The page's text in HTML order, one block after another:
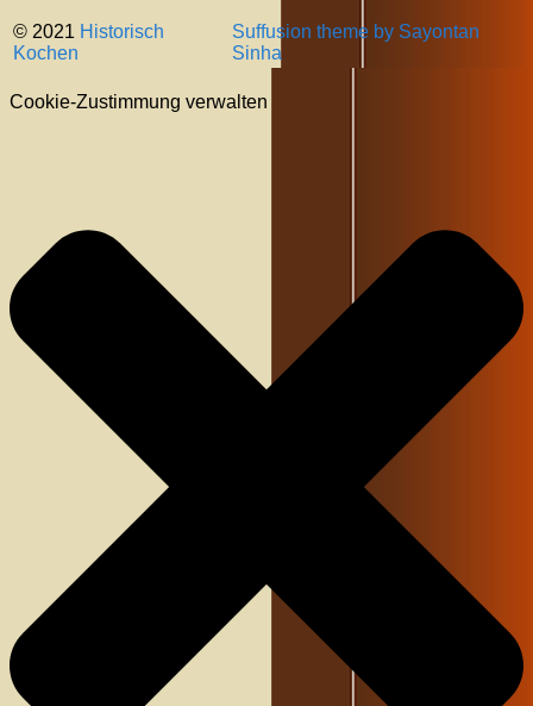
© 2021 Historisch
Kochen
Suffusion theme by Sayontan
Sinha
Cookie-Zustimmung verwalten